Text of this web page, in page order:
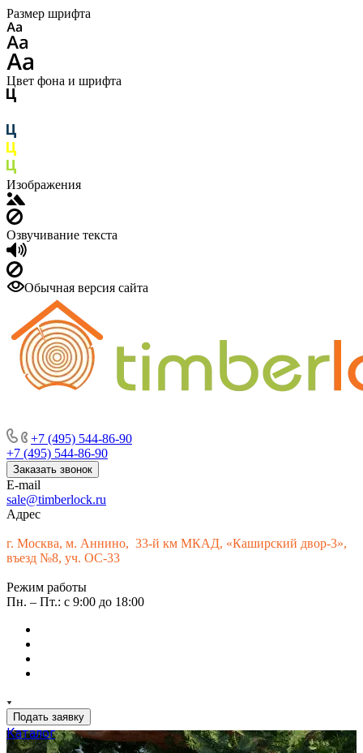
Размер шрифта
Цвет фона и шрифта
Изображения
Озвучивание текста
Обычная версия сайта
+7 (495) 544-86-90
+7 (495) 544-86-90
Заказать звонок
E-mail
sale@timberlock.ru
Адрес
г. Москва, м. Аннино, 33-й км МКАД, «Каширский двор-3»,
въезд №8, уч. ОС-33
Режим работы
Пн. – Пт.: с 9:00 до 18:00
Подать заявку
Каталог